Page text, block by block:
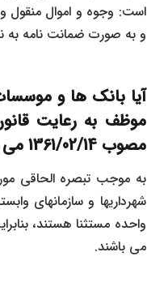
است: وجوه و اموال منقول و
و به صورت ضمانت‌ نامه به
آیا بانک ها و
موظف به رعایت
مصوب1361/02/14می
شهرداریها و سازمانهای
واحده مستثنا هستند،
می باشند.